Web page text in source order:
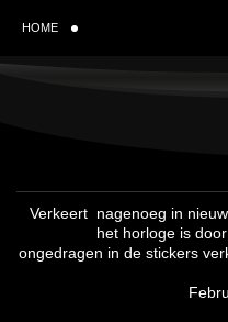
HOME
Verkeert nagenoeg in
het horloge is
ongedragen in de stickers